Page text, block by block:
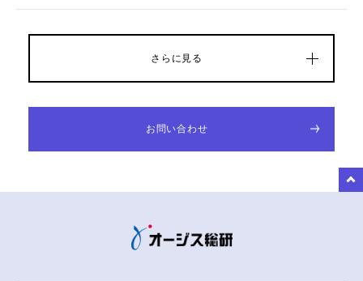
さらに見る
お問い合わせ